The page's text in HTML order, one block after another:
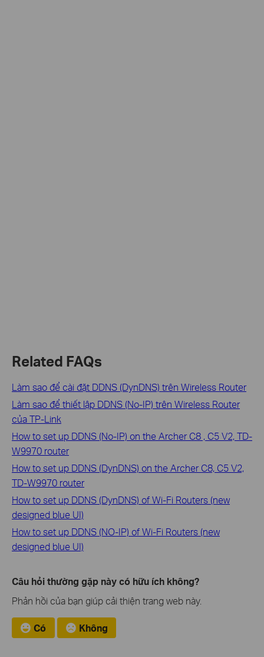
Related FAQs
Làm sao để cài đặt DDNS (DynDNS) trên Wireless Router
Làm sao để thiết lập DDNS (No-IP) trên Wireless Router
của TP-Link
How to set up DDNS (No-IP) on the Archer C8 , C5 V2, TD-
W9970 router
How to set up DDNS (DynDNS) on the Archer C8, C5 V2,
TD-W9970 router
How to set up DDNS (DynDNS) of Wi-Fi Routers (new
designed blue UI)
How to set up DDNS (NO-IP) of Wi-Fi Routers (new
designed blue UI)
Câu hỏi thường gặp này có hữu ích không?
Phản hồi của bạn giúp cải thiện trang web này.
Có Không